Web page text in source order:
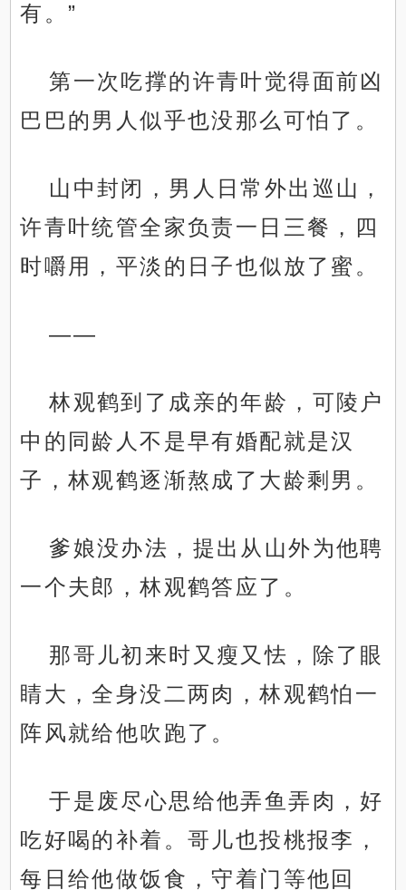
有。”
第一次吃撑的许青叶觉得面前凶
巴巴的男人似乎也没那么可怕了。
山中封闭，男人日常外出巡山，
许青叶统管全家负责一日三餐，四
时嚼用，平淡的日子也似放了蜜。
——
林观鹤到了成亲的年龄，可陵户
中的同龄人不是早有婚配就是汉
子，林观鹤逐渐熬成了大龄剩男。
爹娘没办法，提出从山外为他聘
一个夫郎，林观鹤答应了。
那哥儿初来时又瘦又怯，除了眼
睛大，全身没二两肉，林观鹤怕一
阵风就给他吹跑了。
于是废尽心思给他弄鱼弄肉，好
吃好喝的补着。哥儿也投桃报李，
每日给他做饭食，守着门等他回